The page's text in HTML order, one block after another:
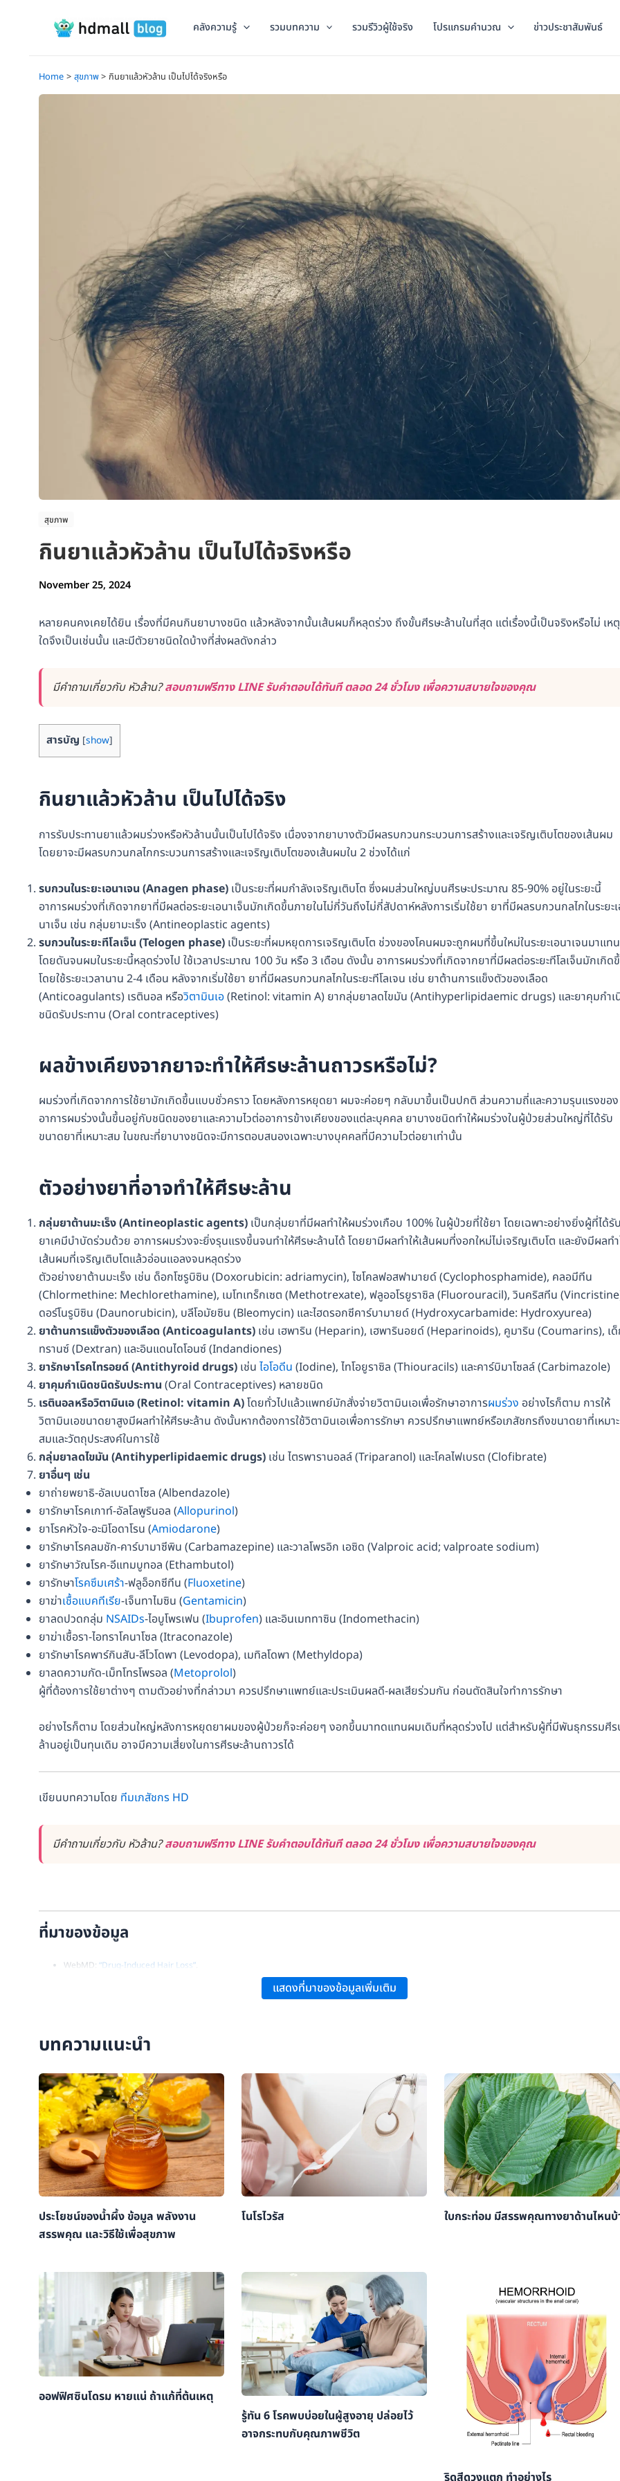
คลังความรู้ รวมบทความ รวมรีวิวผู้ใช้จริง โปรแกรมคำนวณ ข่าวประชาสัมพันธ์
Home สุขภาพ กินยาแล้วหัวล้าน เป็นไปได้จริงหรือ
สุขภาพ
กินยาแล้วหัวล้าน เป็นไปได้จริงหรือ
November 25, 2024
หลายคนคงเคยได้ยิน เรื่องที่มีคนกินยาบางชนิด แล้วหลังจากนั้นเส้นผมก็หลุดร่วง ถึงขั้นศีรษะล้านในที่สุด แต่เรื่องนี้เป็นจริงหรือไม่ เหตุ
ใดจึงเป็นเช่นนั้น และมีตัวยาชนิดใดบ้างที่ส่งผลดังกล่าว
มีคำถามเกี่ยวกับ หัวล้าน?สอบถามฟรีทาง LINE รับคำตอบได้ทันที ตลอด 24 ชั่วโมง เพื่อความสบายใจของคุณ
สารบัญ [show]
กินยาแล้วหัวล้าน เป็นไปได้จริง
การรับประทานยาแล้วผมร่วงหรือหัวล้านนั้นเป็นไปได้จริง เนื่องจากยาบางตัวมีผลรบกวนกระบวนการสร้างและเจริญเติบโตของเส้นผม
โดยยาจะมีผลรบกวนกลไกกระบวนการสร้างและเจริญเติบโตของเส้นผมใน 2 ช่วงได้แก่
รบกวนในระยะเอนาเจน (Anagen phase) เป็นระยะที่ผมกำลังเจริญเติบโต ซึ่งผมส่วนใหญ่บนศีรษะประมาณ 85-90% อยู่ในระยะนี้
อาการผมร่วงที่เกิดจากยาที่มีผลต่อระยะเอนาเจ็นมักเกิดขึ้นภายในไม่กี่วันถึงไม่กี่สัปดาห์หลังการเริ่มใช้ยา ยาที่มีผลรบกวนกลไกในระยะ
นาเจ็น เช่น กลุ่มยามะเร็ง (Antineoplastic agents)
รบกวนในระยะทีโลเจ็น (Telogen phase) เป็นระยะที่ผมหยุดการเจริญเติบโต ช่วงของโคนผมจะถูกผมที่ขึ้นใหม่ในระยะเอนาเจนมาแท
โดยดันจนผมในระยะนี้หลุดร่วงไป ใช้เวลาประมาณ 100 วัน หรือ 3 เดือน ดังนั้น อาการผมร่วงที่เกิดจากยาที่มีผลต่อระยะทีโลเจ็นมักเกิด
โดยใช้ระยะเวลานาน 2-4 เดือน หลังจากเริ่มใช้ยา ยาที่มีผลรบกวนกลไกในระยะทีโลเจน เช่น ยาต้านการแข็งตัวของเลือด
(Anticoagulants) เรตินอล หรือวิตามินเอ(Retinol: vitamin A) ยากลุ่มยาลดไขมัน (Antihyperlipidaemic drugs) และยาคุมกำเ
ชนิดรับประทาน (Oral contraceptives)
ผลข้างเคียงจากยาจะทำให้ศีรษะล้านถาวรหรือไม่?
ผมร่วงที่เกิดจากการใช้ยามักเกิดขึ้นแบบชั่วคราว โดยหลังการหยุดยา ผมจะค่อยๆ กลับมาขึ้นเป็นปกติ ส่วนความถี่และความรุนแรงของ
อาการผมร่วงนั้นขึ้นอยู่กับชนิดของยาและความไวต่ออาการข้างเคียงของแต่ละบุคคล ยาบางชนิดทำให้ผมร่วงในผู้ป่วยส่วนใหญ่ที่ได้รับ
ขนาดยาที่เหมาะสม ในขณะที่ยาบางชนิดจะมีการตอบสนองเฉพาะบางบุคคลที่มีความไวต่อยาเท่านั้น
ตัวอย่างยาที่อาจทำให้ศีรษะล้าน
กลุ่มยาต้านมะเร็ง (Antineoplastic agents) เป็นกลุ่มยาที่มีผลทำให้ผมร่วงเกือบ 100% ในผู้ป่วยที่ใช้ยา โดยเฉพาะอย่างยิ่งผู้ที่ได้รั
ยาเคมีบำบัดร่วมด้วย อาการผมร่วงจะยิ่งรุนแรงขึ้นจนทำให้ศีรษะล้านได้ โดยยามีผลทำให้เส้นผมที่งอกใหม่ไม่เจริญเติบโต และยังมีผลท
เส้นผมที่เจริญเติบโตแล้วอ่อนแอลงจนหลุดร่วง
ตัวอย่างยาต้านมะเร็ง เช่น ด็อกโซรูบิซิน (Doxorubicin: adriamycin), ไซโคลฟอสฟามายด์ (Cyclophosphamide), คลอมีทีน
(Chlormethine: Mechlorethamine), เมโทเทร็กเซต (Methotrexate), ฟลูออโรยูราซิล (Fluorouracil), วินคริสทีน
ดอร์โนรูบิซิน (Daunorubicin), บลีโอมัยซิน (Bleomycin) และไฮดรอกซีคาร์บามายด์ (Hydroxycarbamide: Hydroxyurea)
ยาต้านการแข็งตัวของเลือด (Anticoagulants) เช่น เฮพาริน (Heparin), เฮพารินอยด์ (Heparinoids), คูมาริน (Coumarins), เ
ทรานซ์ (Dextran) และอินแดนไดโอนซ์ (Indandiones)
ยารักษาโรคไทรอยด์ (Antithyroid drugs) เช่น ไอโอดีน (Iodine), ไทโอยูราซิล (Thiouracils) และคาร์บิมาโซลล์ (Carbimazole)
ยาคุมกำเนิดชนิดรับประทาน (Oral Contraceptives) หลายชนิด
เรตินอลหรือวิตามินเอ (Retinol: vitamin A)โดยทั่วไปแล้วแพทย์มักสั่งจ่ายวิตามินเอเพื่อรักษาอาการผมร่วง อย่างไรก็ตาม การให้
วิตามินเอขนาดยาสูงมีผลทำให้ศีรษะล้าน ดังนั้นหากต้องการใช้วิตามินเอเพื่อการรักษา ควรปรึกษาแพทย์หรือเภสัชกรถึงขนาดยาที่เหมาะ
สมและวัตถุประสงค์ในการใช้
กลุ่มยาลดไขมัน (Antihyperlipidaemic drugs) เช่น ไตรพารานอลล์ (Triparanol) และโคลไฟเบรต (Clofibrate)
ยาอื่นๆ เช่น
ยาถ่ายพยาธิ-อัลเบนดาโซล (Albendazole)
ยารักษาโรคเกาท์-อัลโลพูรินอล (Allopurinol)
ยาโรคหัวใจ-อะมิโอดาโรน (Amiodarone)
ยารักษาโรคลมชัก-คาร์บามาซีพิน (Carbamazepine) และวาลโพรอิก เอซิด (Valproic acid; valproate sodium)
ยารักษาวัณโรค-อีแทมบูทอล (Ethambutol)
ยารักษาโรคซึมเศร้า-ฟลูอ็อกซีทีน (Fluoxetine)
ยาฆ่าเชื้อแบคทีเรีย-เจ็นทาไมซิน (Gentamicin)
ยาลดปวดกลุ่ม NSAIDs-ไอบูโพรเฟน (Ibuprofen) และอินเมททาซิน (Indomethacin)
ยาฆ่าเชื้อรา-ไอทราโคนาโซล (Itraconazole)
ยารักษาโรคพาร์กินสัน-ลีโวโดพา (Levodopa), เมทิลโดพา (Methyldopa)
ยาลดความกัด-เม็ทโทรโพรอล (Metoprolol)
ผู้ที่ต้องการใช้ยาต่างๆ ตามตัวอย่างที่กล่าวมา ควรปรึกษาแพทย์และประเมินผลดี-ผลเสียร่วมกัน ก่อนตัดสินใจทำการรักษา
อย่างไรก็ตาม โดยส่วนใหญ่หลังการหยุดยาผมของผู้ป่วยก็จะค่อยๆ งอกขึ้นมาทดแทนผมเดิมที่หลุดร่วงไป แต่สำหรับผู้ที่มีพันธุกรรมศีร
ล้านอยู่เป็นทุนเดิม อาจมีความเสี่ยงในการศีรษะล้านถาวรได้
เขียนบทความโดย ทีมเภสัชกร HD
มีคำถามเกี่ยวกับ หัวล้าน?สอบถามฟรีทาง LINE รับคำตอบได้ทันที ตลอด 24 ชั่วโมง เพื่อความสบายใจของคุณ
ที่มาของข้อมูล
WebMD: “Drug-Induced Hair Loss”
“Article on Pharmacoepidemiology”.
แสดงที่มาของข้อมูลเพิ่มเติม
บทความแนะนำ
ประโยชน์ของน้ำผึ้ง ข้อมูล พลังงาน
สรรพคุณ และวิธีใช้เพื่อสุขภาพ
โนโรไวรัส ใบกระท่อม มีสรรพคุณทางยาด้านไหนบ้
ออฟฟิศซินโดรม หายแน่ ถ้าแก้ที่ต้นเหตุ
รู้ทัน 6 โรคพบบ่อยในผู้สูงอายุ ปล่อยไว้
อาจกระทบกับคุณภาพชีวิต